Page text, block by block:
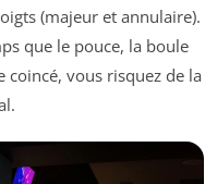
(majeur et annulaire).
que le pouce, la boule
coincé, vous risquez de la